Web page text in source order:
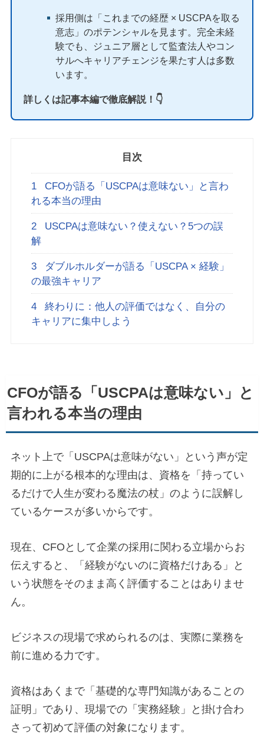
採用側は「これまでの経歴 × USCPAを取る
意志」のポテンシャルを見ます。完全未経
験でも、ジュニア層として監査法人やコン
サルへキャリアチェンジを果たす人は多数
います。
詳しくは記事本編で徹底解説！👇
目次
1
CFOが語る「USCPAは意味ない」と言わ
れる本当の理由
2
USCPAは意味ない？使えない？5つの誤
解
3
ダブルホルダーが語る「USCPA × 経験」
の最強キャリア
4
終わりに：他人の評価ではなく、自分の
キャリアに集中しよう
CFOが語る「USCPAは意味ない」と
言われる本当の理由
ネット上で「USCPAは意味がない」という声が定
期的に上がる根本的な理由は、資格を「持ってい
るだけで人生が変わる魔法の杖」のように誤解し
ているケースが多いからです。
現在、CFOとして企業の採用に関わる立場からお
伝えすると、「経験がないのに資格だけある」と
いう状態をそのまま高く評価することはありませ
ん。
ビジネスの現場で求められるのは、実際に業務を
前に進める力です。
資格はあくまで「基礎的な専門知識があることの
証明」であり、現場での「実務経験」と掛け合わ
さって初めて評価の対象になります。